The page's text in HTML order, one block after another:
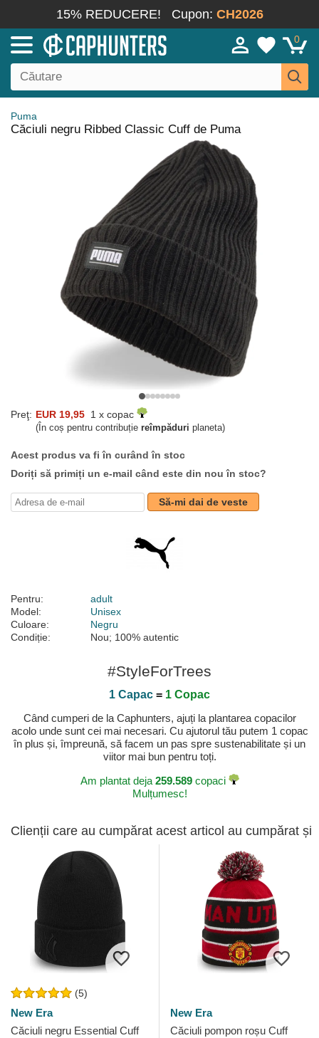
15% REDUCERE! Cupon: CH2026
0
Puma
Căciuli negru Ribbed Classic Cuff de Puma
Preţ: EUR 19,95 1 x copac
(În coș pentru contribuție reîmpăduri planeta)
Acest produs va fi în curând în stoc
Doriți să primiți un e-mail când este din nou în stoc?
Să-mi dai de veste
Pentru:
adult
Model:
Unisex
Culoare:
Negru
Condiție:
Nou; 100% autentic
#StyleForTrees
1 Capac = 1 Copac
Când cumperi de la Caphunters, ajuți la plantarea copacilor
acolo unde sunt cei mai necesari. Cu ajutorul tău putem 1 copac
în plus și, împreună, să facem un pas spre sustenabilitate și un
viitor mai bun pentru toți.
Am plantat deja 259.589copaci
Mulțumesc!
Clienții care au cumpărat acest articol au cumpărat și
(5)
New Era
Căciuli negru Essential Cuff
New Era
Căciuli pompon roșu Cuff